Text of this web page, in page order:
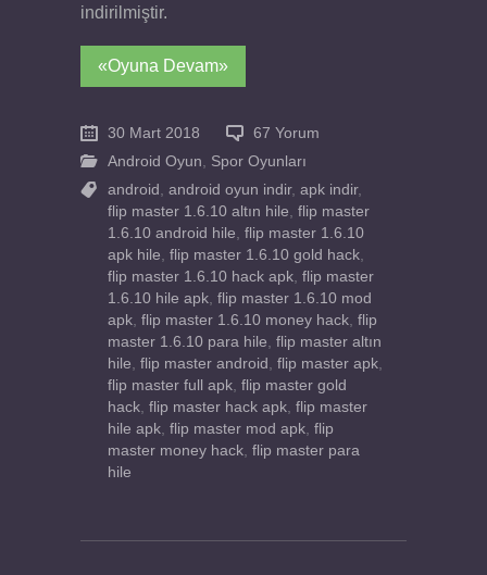
indirilmiştir.
«Oyuna Devam»
30 Mart 2018
67 Yorum
Android Oyun, Spor Oyunları
android , android oyun indir, apk indir,
flip master 1.6.10 altın hile, flip master
1.6.10 android hile, flip master 1.6.10
apk hile, flip master 1.6.10 gold hack,
flip master 1.6.10 hack apk, flip master
1.6.10 hile apk, flip master 1.6.10 mod
apk, flip master 1.6.10 money hack, flip
master 1.6.10 para hile, flip master altın
hile, flip master android , flip master apk,
flip master full apk, flip master gold
hack, flip master hack apk, flip master
hile apk, flip master mod apk, flip
master money hack, flip master para
hile